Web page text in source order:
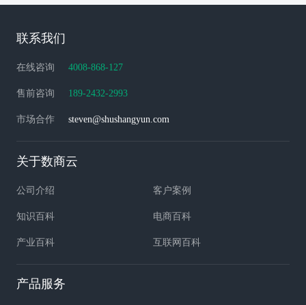
联系我们
在线咨询 4008-868-127
售前咨询 189-2432-2993
市场合作 steven@shushangyun.com
关于数商云
公司介绍 客户案例
知识百科 电商百科
产业百科 互联网百科
产品服务